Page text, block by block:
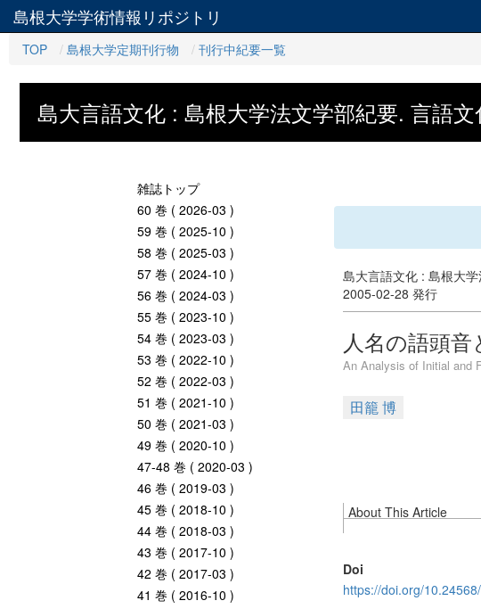
島根大学学術情報リポジトリ
TOP
島根大学定期刊行物 刊行中紀要一覧
島大言語文化 : 島根大学法文学部紀要. 言語
雑誌トップ
60 巻 ( 2026-03 )
59 巻 ( 2025-10 )
58 巻 ( 2025-03 )
57 巻 ( 2024-10 )
56 巻 ( 2024-03 )
55 巻 ( 2023-10 )
54 巻 ( 2023-03 )
53 巻 ( 2022-10 )
52 巻 ( 2022-03 )
51 巻 ( 2021-10 )
50 巻 ( 2021-03 )
49 巻 ( 2020-10 )
47-48 巻 ( 2020-03 )
46 巻 ( 2019-03 )
45 巻 ( 2018-10 )
44 巻 ( 2018-03 )
43 巻 ( 2017-10 )
42 巻 ( 2017-03 )
41 巻 ( 2016-10 )
島大言語文化 : 島根大
2005-02-28 発行
人名の語頭音
An Analysis of Initial and
田籠 博
About This Article
Doi
https://doi.org/